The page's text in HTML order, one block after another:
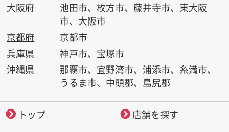
大阪府
池田市、枚方市、藤井寺市、東大阪
市、大阪市
京都府
京都市
兵庫県
神戸市、宝塚市
沖縄県
那覇市、宜野湾市、浦添市、糸満市、
うるま市、中頭郡、島尻郡
トップ
店舗を探す